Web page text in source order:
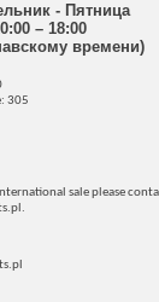
- Пятница
– 18:00
времени)
305
sale please